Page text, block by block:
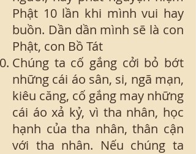
Phật 10 lần khi mình vui hay
buồn. Dần dần mình sẽ là con
Phật, con Bồ Tát
Chúng ta cố gắng cởi bỏ bớt
những cái áo sân, si, ngã mạn,
kiêu căng, cố gắng may những
cái áo xả kỷ, vì tha nhân, học
hạnh của tha nhân, thân cận
với tha nhân. Nếu chúng ta